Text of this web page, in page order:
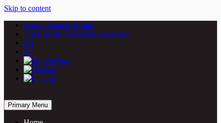
Skip to content
O nas, Kontakt & Info
~AQHA Professional Horseman~
FB
IG
Vašcer Quarter Horses
… horses are our passion
Primary Menu